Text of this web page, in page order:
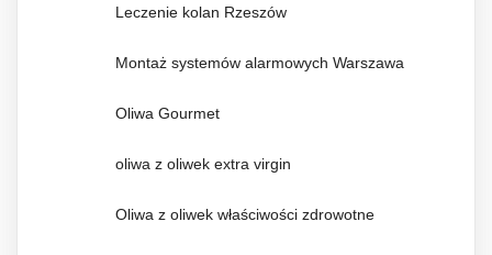
Leczenie kolan Rzeszów
Montaż systemów alarmowych Warszawa
Oliwa Gourmet
oliwa z oliwek extra virgin
Oliwa z oliwek właściwości zdrowotne